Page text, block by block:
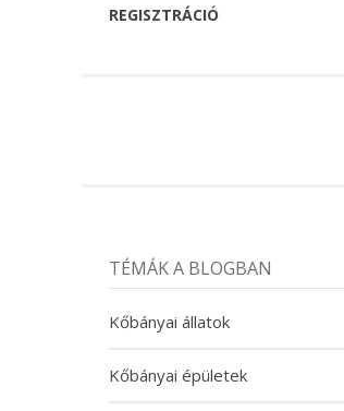
REGISZTRÁCIÓ
TÉMÁK A BLOGBAN
Kőbányai állatok
Kőbányai épületek